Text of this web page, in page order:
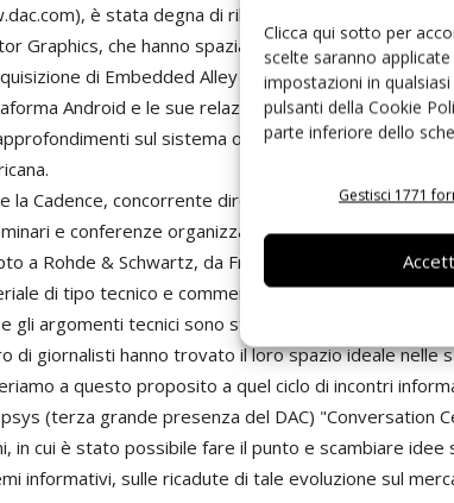
Clicca qui sotto per
scelte saranno
impostazioni in
pulsanti della Cookie
parte inferiore dello
Gestisci 1771
è stata degna di rilievo la serie di
Graphics, che hanno spaziato dalla presentazione
di Embedded Alley Solutions (con una
Android e le sue relazioni con Embedded
sul sistema operativo grafico real-time
la Cadence, concorrente diretta di Mentor, ha
e conferenze organizzate soprattutto con il
a Rohde & Schwartz, da Freescale a ITRI),
di tipo tecnico e commerciale su prodotti,
gli argomenti tecnici sono stati il fulcro della
di giornalisti hanno trovato il loro spazio ideale nelle
a questo proposito a quel ciclo di incontri
(terza grande presenza del DAC) "Conversation
in cui è stato possibile fare il punto e scambiare
informativi, sulle ricadute di tale evoluzione sul